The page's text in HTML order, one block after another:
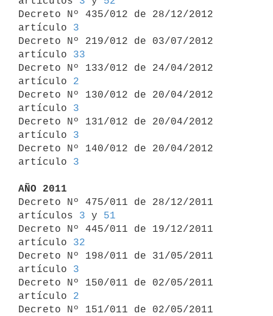
Decreto Nº 435/012 de 28/12/2012
artículo 3
Decreto Nº 219/012 de 03/07/2012
artículo 33
Decreto Nº 133/012 de 24/04/2012
artículo 2
Decreto Nº 130/012 de 20/04/2012
artículo 3
Decreto Nº 131/012 de 20/04/2012
artículo 3
Decreto Nº 140/012 de 20/04/2012
artículo 3
AÑO 2011
Decreto Nº 475/011 de 28/12/2011
artículos 3 y 51
Decreto Nº 445/011 de 19/12/2011
artículo 32
Decreto Nº 198/011 de 31/05/2011
artículo 3
Decreto Nº 150/011 de 02/05/2011
artículo 2
Decreto Nº 151/011 de 02/05/2011